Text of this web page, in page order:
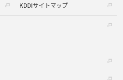
KDDIサイトマップ